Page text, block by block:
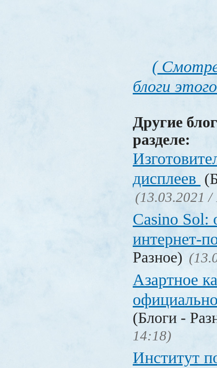
(
блоги
Другие
разделе:
дисплеев
(13.03.2021 /
Casino Sol:
интернет-
Разное)
Азартное
(Блоги -
14:18)
Институт